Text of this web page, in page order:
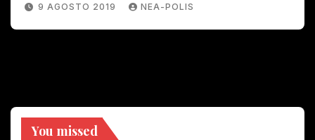
9 AGOSTO 2019 NEA-POLIS
You missed